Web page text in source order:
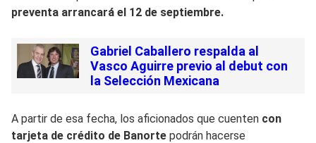
preventa arrancará el 12 de septiembre.
Gabriel Caballero respalda al
Vasco Aguirre previo al debut con
la Selección Mexicana
A partir de esa fecha, los aficionados que cuenten con
tarjeta de crédito de Banorte podrán hacerse